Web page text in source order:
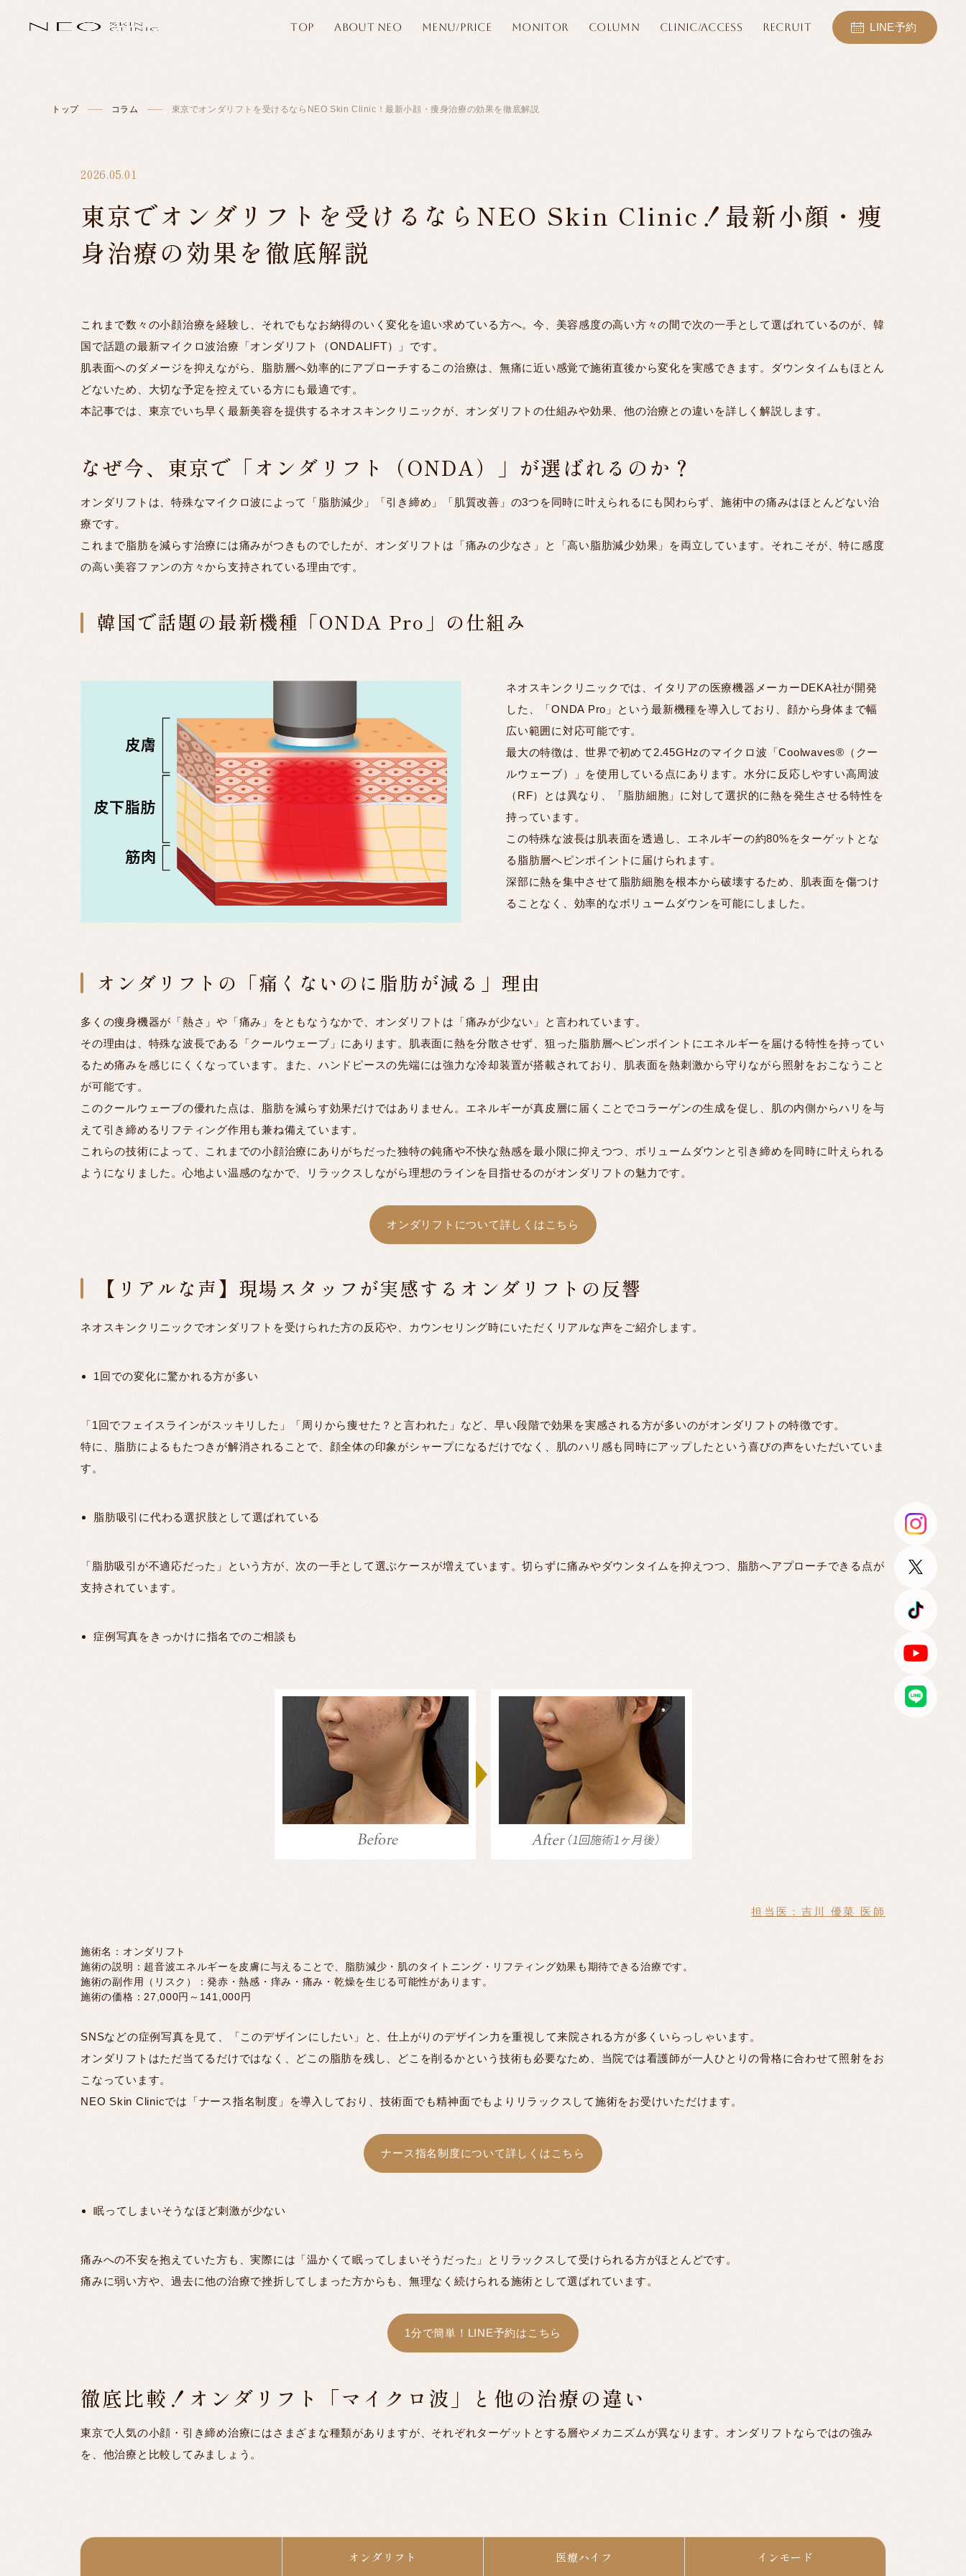
TOP ABOUT NEO MENU/PRICE MONITOR COLUMN CLINIC/ACCESS RECRUIT LINE予約
トップ コラム 東京でオンダリフトを受けるならNEO Skin Clinic！最新小顔・痩身治療の効果を徹底解説
2026.05.01
東京でオンダリフトを受けるならNEO Skin Clinic！最新小顔・痩
身治療の効果を徹底解説
これまで数々の小顔治療を経験し、それでもなお納得のいく変化を追い求めている方へ。今、美容感度の高い方々の間で次の一手として選ばれているのが、韓
国で話題の最新マイクロ波治療「オンダリフト（ONDALIFT）」です。
肌表面へのダメージを抑えながら、脂肪層へ効率的にアプローチするこの治療は、無痛に近い感覚で施術直後から変化を実感できます。ダウンタイムもほとん
どないため、大切な予定を控えている方にも最適です。
本記事では、東京でいち早く最新美容を提供するネオスキンクリニックが、オンダリフトの仕組みや効果、他の治療との違いを詳しく解説します。
なぜ今、東京で「オンダリフト（ONDA）」が選ばれるのか？
オンダリフトは、特殊なマイクロ波によって「脂肪減少」「引き締め」「肌質改善」の3つを同時に叶えられるにも関わらず、施術中の痛みはほとんどない治
療です。
これまで脂肪を減らす治療には痛みがつきものでしたが、オンダリフトは「痛みの少なさ」と「高い脂肪減少効果」を両立しています。それこそが、特に感度
の高い美容ファンの方々から支持されている理由です。
韓国で話題の最新機種「ONDA Pro」の仕組み
ネオスキンクリニックでは、イタリアの医療機器メーカーDEKA社が開発
した、「ONDA Pro」という最新機種を導入しており、顔から身体まで幅
広い範囲に対応可能です。
最大の特徴は、世界で初めて2.45GHzのマイクロ波「Coolwaves®（クー
ルウェーブ）」を使用している点にあります。水分に反応しやすい高周波
（RF）とは異なり、「脂肪細胞」に対して選択的に熱を発生させる特性を
持っています。
この特殊な波長は肌表面を透過し、エネルギーの約80%をターゲットとな
る脂肪層へピンポイントに届けられます。
深部に熱を集中させて脂肪細胞を根本から破壊するため、肌表面を傷つけ
ることなく、効率的なボリュームダウンを可能にしました。
オンダリフトの「痛くないのに脂肪が減る」理由
多くの痩身機器が「熱さ」や「痛み」をともなうなかで、オンダリフトは「痛みが少ない」と言われています。
その理由は、特殊な波長である「クールウェーブ」にあります。肌表面に熱を分散させず、狙った脂肪層へピンポイントにエネルギーを届ける特性を持ってい
るため痛みを感じにくくなっています。また、ハンドピースの先端には強力な冷却装置が搭載されており、肌表面を熱刺激から守りながら照射をおこなうこと
が可能です。
このクールウェーブの優れた点は、脂肪を減らす効果だけではありません。エネルギーが真皮層に届くことでコラーゲンの生成を促し、肌の内側からハリを与
えて引き締めるリフティング作用も兼ね備えています。
これらの技術によって、これまでの小顔治療にありがちだった独特の鈍痛や不快な熱感を最小限に抑えつつ、ボリュームダウンと引き締めを同時に叶えられる
ようになりました。心地よい温感のなかで、リラックスしながら理想のラインを目指せるのがオンダリフトの魅力です。
オンダリフトについて詳しくはこちら
【リアルな声】現場スタッフが実感するオンダリフトの反響
ネオスキンクリニックでオンダリフトを受けられた方の反応や、カウンセリング時にいただくリアルな声をご紹介します。
1回での変化に驚かれる方が多い
「1回でフェイスラインがスッキリした」「周りから痩せた？と言われた」など、早い段階で効果を実感される方が多いのがオンダリフトの特徴です。
特に、脂肪によるもたつきが解消されることで、顔全体の印象がシャープになるだけでなく、肌のハリ感も同時にアップしたという喜びの声をいただいていま
す。
脂肪吸引に代わる選択肢として選ばれている
「脂肪吸引が不適応だった」という方が、次の一手として選ぶケースが増えています。切らずに痛みやダウンタイムを抑えつつ、脂肪へアプローチできる点が
支持されています。
症例写真をきっかけに指名でのご相談も
担当医：吉川 優菜 医師
施術名：オンダリフト
施術の説明：超音波エネルギーを皮膚に与えることで、脂肪減少・肌のタイトニング・リフティング効果も期待できる治療です。
施術の副作用（リスク）：発赤・熱感・痒み・痛み・乾燥を生じる可能性があります。
施術の価格：27,000円～141,000円
SNSなどの症例写真を見て、「このデザインにしたい」と、仕上がりのデザイン力を重視して来院される方が多くいらっしゃいます。
オンダリフトはただ当てるだけではなく、どこの脂肪を残し、どこを削るかという技術も必要なため、当院では看護師が一人ひとりの骨格に合わせて照射をお
こなっています。
NEO Skin Clinicでは「ナース指名制度」を導入しており、技術面でも精神面でもよりリラックスして施術をお受けいただけます。
ナース指名制度について詳しくはこちら
眠ってしまいそうなほど刺激が少ない
痛みへの不安を抱えていた方も、実際には「温かくて眠ってしまいそうだった」とリラックスして受けられる方がほとんどです。
痛みに弱い方や、過去に他の治療で挫折してしまった方からも、無理なく続けられる施術として選ばれています。
1分で簡単！LINE予約はこちら
徹底比較！オンダリフト「マイクロ波」と他の治療の違い
東京で人気の小顔・引き締め治療にはさまざまな種類がありますが、それぞれターゲットとする層やメカニズムが異なります。オンダリフトならではの強み
を、他治療と比較してみましょう。
オンダリフト 医療ハイフ インモード